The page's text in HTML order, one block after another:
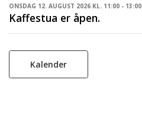
ONSDAG 12. AUGUST 2026 KL. 11:00 - 13:00
Kaffestua er åpen.
Kalender